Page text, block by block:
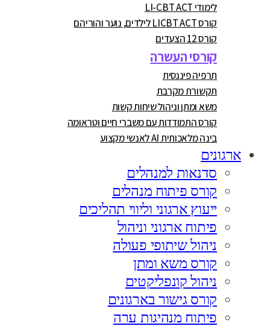
לימודי LI-CBT ACT
קורס LICBT ACT לילדים, נוער והוריהם
קורס 12 הצעדים
קורסי העשרה
תרפיה פיננסית
תקשורת מקרבת
משא ומתן וניהול שיחות קשות
קורס התמודדות עם משברי חיים וטראומה
בינה מלאכותית AI לאנשי מקצוע
ארגונים
סדנאות למנהלים
קורס פיתוח מנהלים
ייעוץ ארגוני וליווי תהליכים
פיתוח ארגוני וניהול
ניהול שיתופי פעולה
קורס משא ומתן
ניהול קונפליקטים
קורס גישור בארגונים
פיתוח מנהיגות ערה